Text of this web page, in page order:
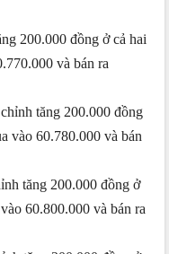
200.000 đồng ở cả hai
và bán ra
tăng 200.000 đồng
vào 60.780.000 và bán
tăng 200.000 đồng ở
60.800.000 và bán ra